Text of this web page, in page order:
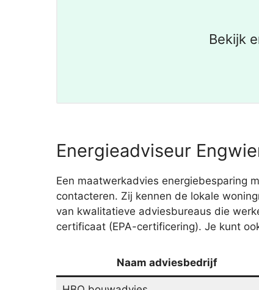
Bekijk
Energieadviseur
Een maatwerkadvies energiebesparing
contacteren. Zij kennen de lokale
van kwalitatieve adviesbureaus die
certificaat (EPA-certificering). Je kunt
Naam adviesbedrijf